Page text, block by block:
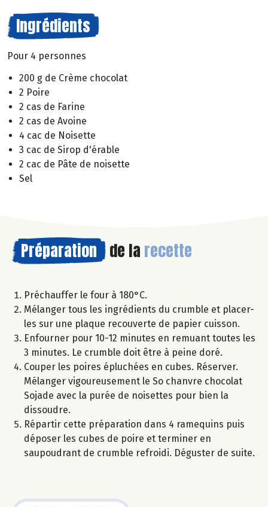
Ingrédients
Pour 4 personnes
200 g de Crème chocolat
2 Poire
2 cas de Farine
2 cas de Avoine
4 cac de Noisette
3 cac de Sirop d'érable
2 cac de Pâte de noisette
Sel
Préparation de la recette
Préchauffer le four à 180°C.
Mélanger tous les ingrédients du crumble et placer-
les sur une plaque recouverte de papier cuisson.
Enfourner pour 10-12 minutes en remuant toutes les
3 minutes. Le crumble doit être à peine doré.
Couper les poires épluchées en cubes. Réserver.
Mélanger vigoureusement le So chanvre chocolat
Sojade avec la purée de noisettes pour bien la
dissoudre.
Répartir cette préparation dans 4 ramequins puis
déposer les cubes de poire et terminer en
saupoudrant de crumble refroidi. Déguster de suite.